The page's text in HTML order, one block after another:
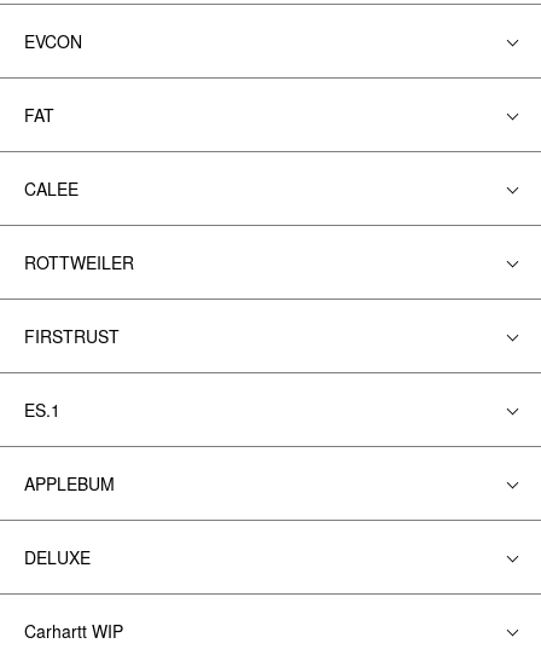
EVCON
FAT
CALEE
ROTTWEILER
FIRSTRUST
ES.1
APPLEBUM
DELUXE
Carhartt WIP